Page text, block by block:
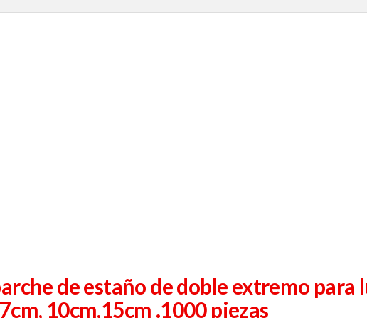
de estaño de doble extremo para
10cm,15cm .1000 piezas